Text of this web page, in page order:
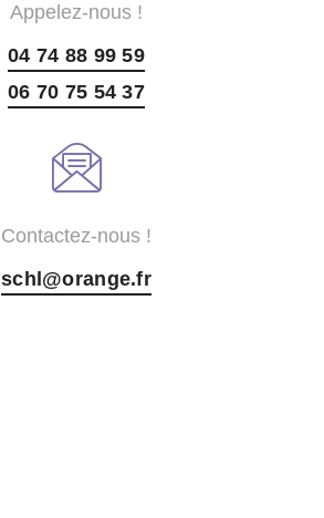
Appelez-nous !
04 74 88 99 59
06 70 75 54 37
Contactez-nous !
schl@orange.fr